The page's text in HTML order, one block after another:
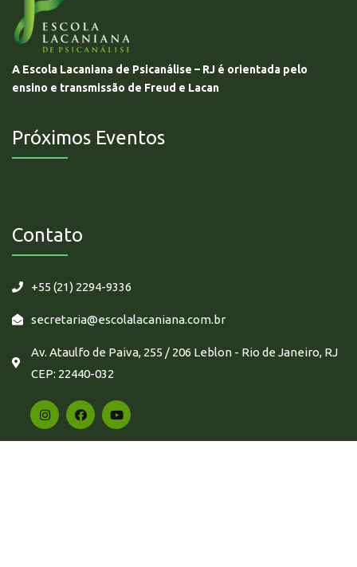
A Escola Lacaniana de Psicanálise – RJ é orientada pelo
ensino e transmissão de Freud e Lacan
Próximos Eventos
Contato
+55 (21) 2294-9336
secretaria@escolalacaniana.com.br
Av. Ataulfo de Paiva, 255 / 206 Leblon - Rio de Janeiro, RJ
CEP: 22440-032